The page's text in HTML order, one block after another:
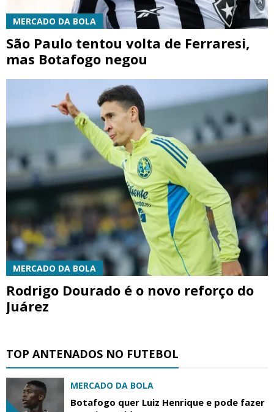
MERCADO DA BOLA
São Paulo tentou volta de Ferraresi,
mas Botafogo negou
MERCADO DA BOLA
Rodrigo Dourado é o novo reforço do
Juárez
TOP ANTENADOS NO FUTEBOL
MERCADO DA BOLA
Botafogo quer Luiz Henrique e pode fazer